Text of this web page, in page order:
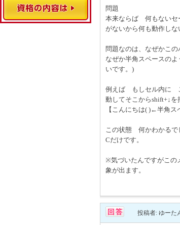
問題
本来ならば 何もないセ
がないから何も動作しな
問題なのは、なぜかこ
なぜか半角スペースの
いです。)
例えば もしセル内に
動してそこからshift+↓
【こんにちは( )←半角ス
この状態 何かわかるで
Cだけです。
※気づいたんですがこの
象が出ます。
投稿者: ゆーた